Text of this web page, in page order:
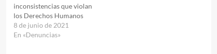
inconsistencias que violan
los Derechos Humanos
8 de junio de 2021
En «Denuncias»